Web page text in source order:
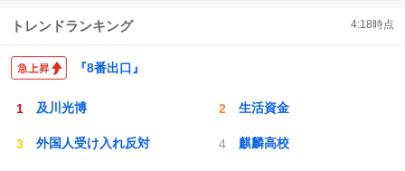
トレンドランキング 4:18時点
『8番出口』
及川光博 生活資金
外国人受け入れ反対 麒麟高校